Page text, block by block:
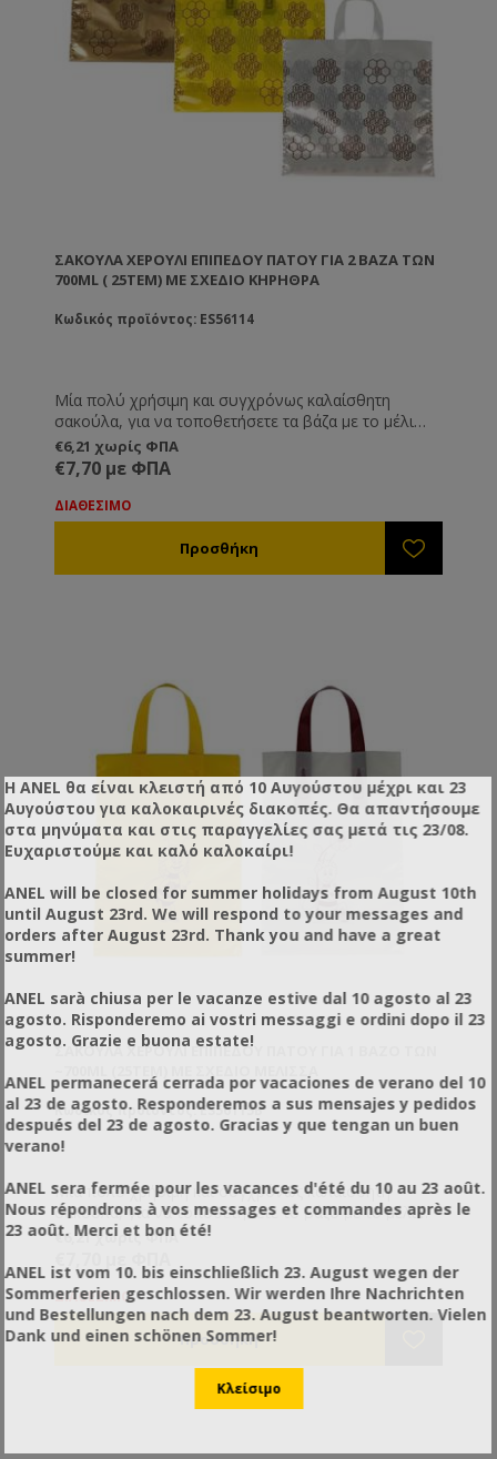
ΣΑΚΟΎΛΑ ΧΕΡΟΎΛΙ ΕΠΊΠΕΔΟΥ ΠΆΤΟΥ ΓΙΑ 2 ΒΆΖΑ ΤΩΝ
700ML ( 25ΤΕΜ) ΜΕ ΣΧΈΔΙΟ ΚΗΡΉΘΡΑ
Κωδικός προϊόντος: ES56114
Μία πολύ χρήσιμη και συγχρόνως καλαίσθητη
σακούλα, για να τοποθετήσετε τα βάζα με το μέλι
που διαθέτετε στους πελάτες σας.
€6,21 χωρίς ΦΠΑ
€7,70 με ΦΠΑ
ΔΙΑΘΕΣΙΜΟ
ΣΑΚΟΎΛΑ ΧΕΡΟΎΛΙ ΕΠΊΠΕΔΟΥ ΠΆΤΟΥ ΓΙΑ 1 ΒΆΖΟ ΤΩΝ
Κωδικός προϊόντος: ES56115B
Μία πολύ χρήσιμη και συγχρόνως καλαίσθητη
σακούλα, για να τοποθετήσετε το βάζο με το μέλι
που διαθέτετε στους πελάτες σας.
€6,21 χωρίς ΦΠΑ
ΔΙΑΘΕΣΙΜΟ
Η ANEL θα είναι κλειστή από 10 Αυγούστου μέχρι και 23
Αυγούστου για καλοκαιρινές διακοπές. Θα απαντήσουμε
στα μηνύματα και στις παραγγελίες σας μετά τις 23/08.
Ευχαριστούμε και καλό καλοκαίρι!
ANEL will be closed for summer holidays from August 10th
until August 23rd. We will respond to your messages and
orders after August 23rd. Thank you and have a great
summer!
ANEL sarà chiusa per le vacanze estive dal 10 agosto al 23
agosto. Risponderemo ai vostri messaggi e ordini dopo il 23
agosto. Grazie e buona estate!
ANEL permanecerá cerrada por vacaciones de verano del 10
al 23 de agosto. Responderemos a sus mensajes y pedidos
después del 23 de agosto. Gracias y que tengan un buen
verano!
ANEL sera fermée pour les vacances d'été du 10 au 23 août.
Nous répondrons à vos messages et commandes après le
23 août. Merci et bon été!
ANEL ist vom 10. bis einschließlich 23. August wegen der
Sommerferien geschlossen. Wir werden Ihre Nachrichten
und Bestellungen nach dem 23. August beantworten. Vielen
Dank und einen schönen Sommer!